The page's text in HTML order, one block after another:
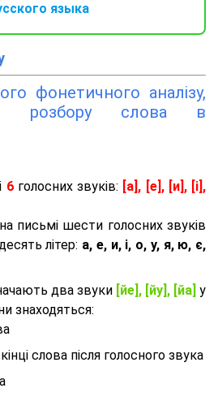
языка
фонетичного аналізу,
розбору слова в
6голосних звуків:
[а], [е], [и], [і],
письмі шести голосних звуків
літер: а, е, и, і, о, у, я, ю, є,
два звуки [йе], [йу], [йа] у
знаходяться:
слова після голосного звука